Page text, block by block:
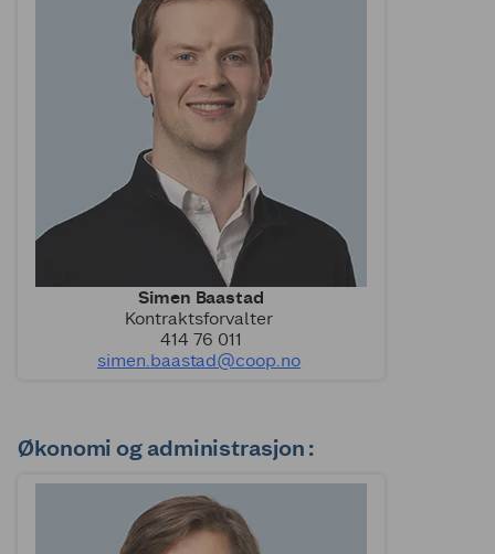
Simen Baastad
Kontraktsforvalter
414 76 011
simen.baastad@coop.no
Økonomi og administrasjon :